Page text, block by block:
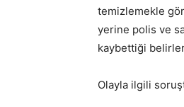
temizlemekle
yerine polis ve
kaybettiği
Olayla ilgili